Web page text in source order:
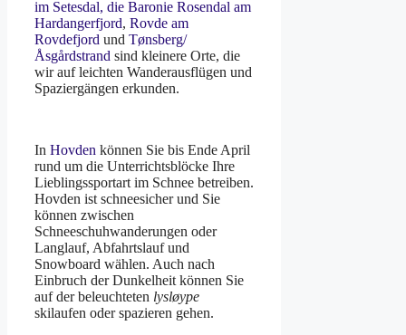
im Setesdal, die Baronie Rosendal am
Hardangerfjord, Rovde am
Rovdefjord und Tønsberg/
Åsgårdstrand sind kleinere Orte, die
wir auf leichten Wanderausflügen und
Spaziergängen erkunden.
In Hovden können Sie bis Ende April
rund um die Unterrichtsblöcke Ihre
Lieblingssportart im Schnee betreiben.
Hovden ist schneesicher und Sie
können zwischen
Schneeschuhwanderungen oder
Langlauf, Abfahrtslauf und
Snowboard wählen. Auch nach
Einbruch der Dunkelheit können Sie
auf der beleuchteten lysløype
skilaufen oder spazieren gehen.